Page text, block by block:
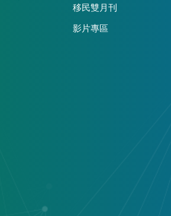
移民雙月刊
影片專區